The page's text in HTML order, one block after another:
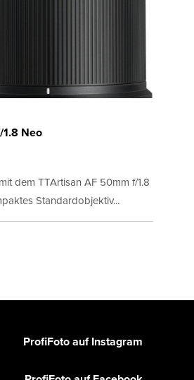
Neo
dem TTArtisan AF 50mm f/1.8
Standardobjektiv...
ProfiFoto auf Instagram